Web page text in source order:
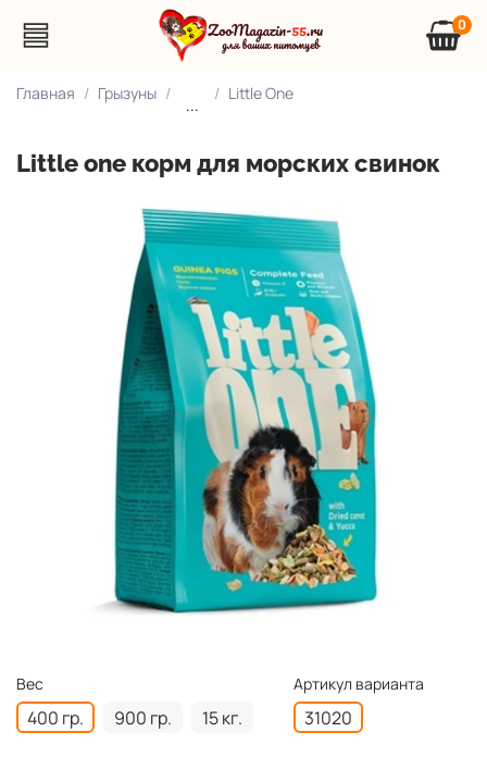
0
Главная Грызуны
...
Little One
Little one корм для морских свинок
Вес
400 гр. 900 гр. 15 кг.
Артикул варианта
31020